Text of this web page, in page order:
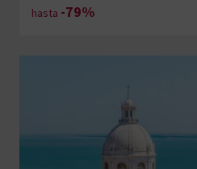
hasta -79%